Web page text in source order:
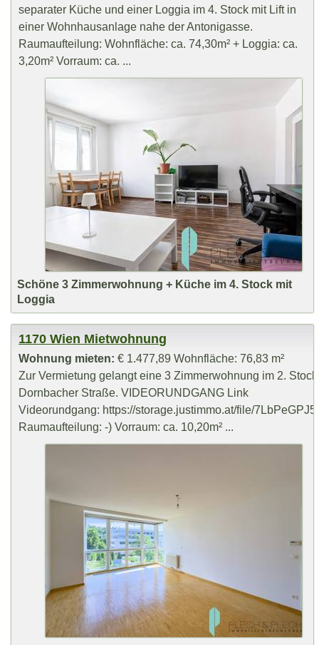
separater Küche und einer Loggia im 4. Stock mit Lift in
einer Wohnhausanlage nahe der Antonigasse.
Raumaufteilung: Wohnfläche: ca. 74,30m² + Loggia: ca.
3,20m² Vorraum: ca. ...
Schöne 3 Zimmerwohnung + Küche im 4. Stock mit
Loggia
1170 Wien Mietwohnung
Wohnung mieten: € 1.477,89 Wohnfläche: 76,83 m²
Zur Vermietung gelangt eine 3 Zimmerwohnung im 2.
Dornbacher Straße. VIDEORUNDGANG Link
Videorundgang: https://storage.justimmo.at/file/
Raumaufteilung: -) Vorraum: ca. 10,20m² ...